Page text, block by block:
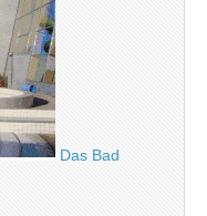
Das Bad